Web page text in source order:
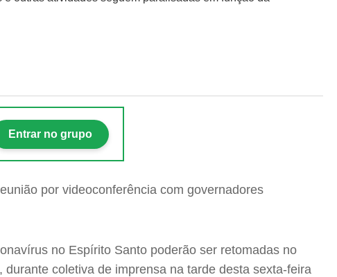
Entrar no grupo
no Espírito Santo poderão ser retomadas no
coletiva de imprensa na tarde desta sexta-feira